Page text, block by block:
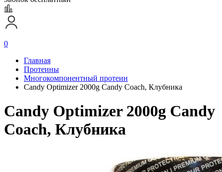
0
Главная
Протеины
Многокомпонентный протеин
Candy Optimizer 2000g Candy Coach, Клубника
Candy Optimizer 2000g Candy
Coach, Клубника